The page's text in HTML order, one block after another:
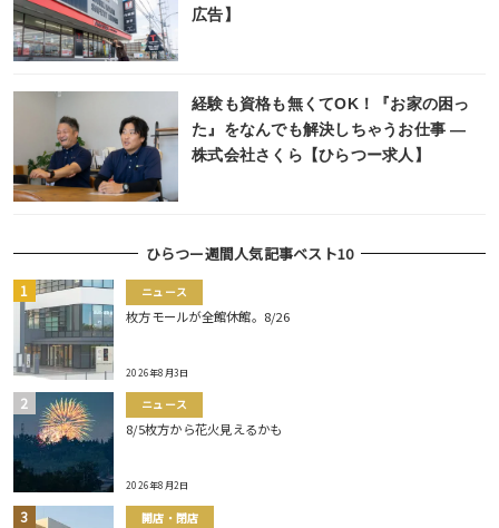
広告】
経験も資格も無くてOK！『お家の困っ
た』をなんでも解決しちゃうお仕事 ―
株式会社さくら【ひらつー求人】
ひらつー週間人気記事ベスト10
ニュース
枚方モールが全館休館。8/26
2026年8月3日
ニュース
8/5枚方から花火見えるかも
2026年8月2日
開店・閉店